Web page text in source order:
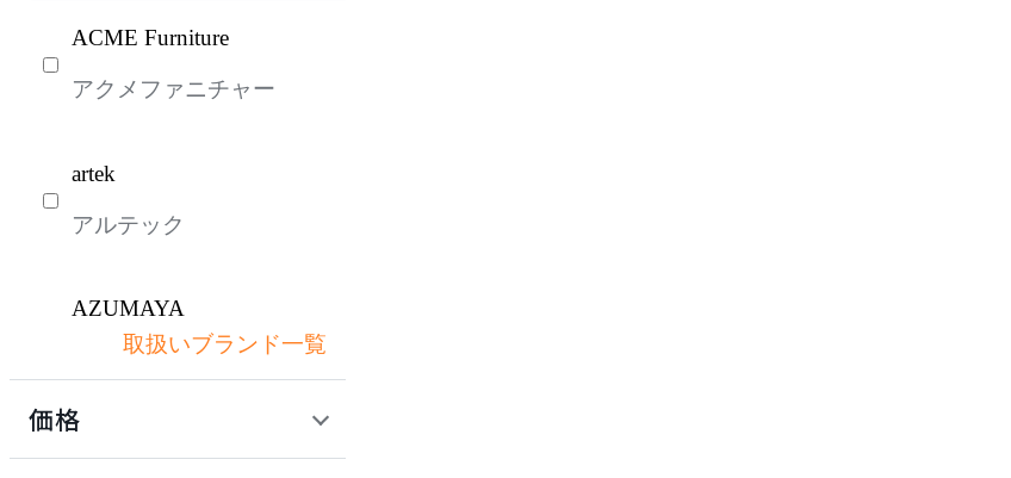
ACME Furniture
アクメファニチャー
artek
アルテック
AZUMAYA
アズマヤ
取扱いブランド一覧
価格